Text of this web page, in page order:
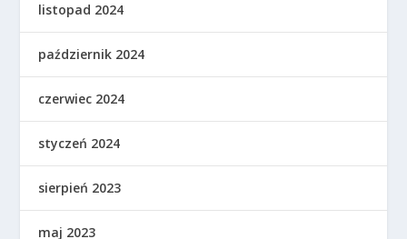
listopad 2024
październik 2024
czerwiec 2024
styczeń 2024
sierpień 2023
maj 2023